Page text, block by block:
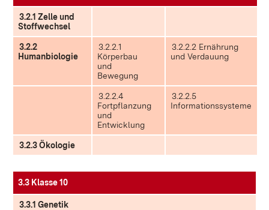
3.2.1 Zelle und
Stoffwechsel
3.2.2
Humanbiologie
3.2.2.1
Körperbau
und
Bewegung
3.2.2.2 Ernährung
und Verdauung
3.2.2.4
Fortpflanzung
und
Entwicklung
3.2.2.5
Informationssysteme
3.2.3 Ökologie
3.3 Klasse 10
3.3.1 Genetik